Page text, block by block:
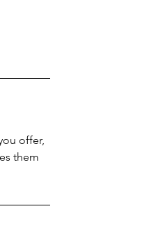
offer,
them